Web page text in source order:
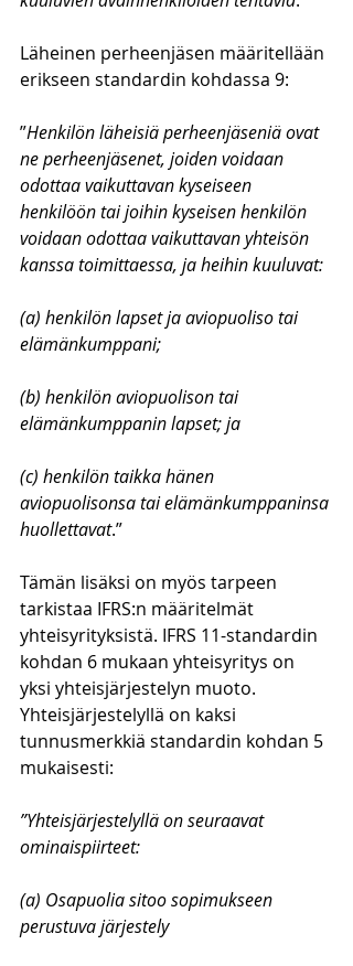
Läheinen perheenjäsen määritellään
erikseen standardin kohdassa 9:
”Henkilön läheisiä perheenjäseniä ovat
ne perheenjäsenet, joiden voidaan
odottaa vaikuttavan kyseiseen
henkilöön tai joihin kyseisen henkilön
voidaan odottaa vaikuttavan yhteisön
kanssa toimittaessa, ja heihin kuuluvat:
(a) henkilön lapset ja aviopuoliso tai
elämänkumppani;
(b) henkilön aviopuolison tai
elämänkumppanin lapset; ja
(c) henkilön taikka hänen
aviopuolisonsa tai elämänkumppaninsa
huollettavat.”
Tämän lisäksi on myös tarpeen
tarkistaa IFRS:n määritelmät
yhteisyrityksistä. IFRS 11-standardin
kohdan 6 mukaan yhteisyritys on
yksi yhteisjärjestelyn muoto.
Yhteisjärjestelyllä on kaksi
tunnusmerkkiä standardin kohdan 5
mukaisesti:
”Yhteisjärjestelyllä on seuraavat
ominaispiirteet:
(a) Osapuolia sitoo sopimukseen
perustuva järjestely